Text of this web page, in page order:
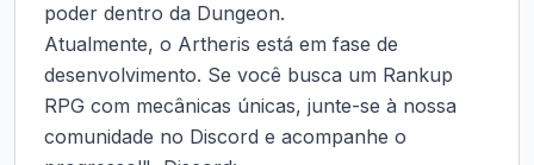
poder dentro da Dungeon.
Atualmente, o Artheris está em fase de
desenvolvimento. Se você busca um Rankup
RPG com mecânicas únicas, junte-se à nossa
comunidade no Discord e acompanhe o